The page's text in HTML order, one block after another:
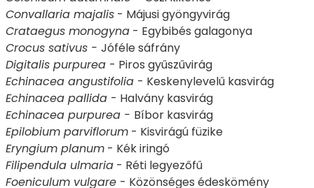
Convallaria majalis - Májusi gyöngyvirág
Crataegus monogyna - Egybibés galagonya
Crocus sativus - Jóféle sáfrány
Digitalis purpurea - Piros gyűszűvirág
Echinacea angustifolia - Keskenylevelű kasvirág
Echinacea pallida - Halvány kasvirág
Echinacea purpurea - Bíbor kasvirág
Epilobium parviflorum - Kisvirágú füzike
Eryngium planum - Kék iringó
Filipendula ulmaria - Réti legyezőfű
Foeniculum vulgare - Közönséges édeskömény